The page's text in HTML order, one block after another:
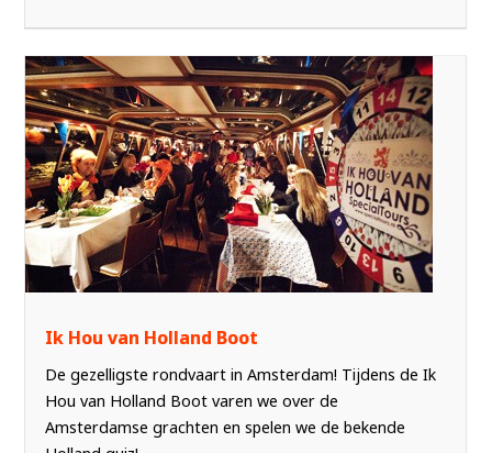
Ik Hou van Holland Boot
De gezelligste rondvaart in Amsterdam! Tijdens de Ik
Hou van Holland Boot varen we over de
Amsterdamse grachten en spelen we de bekende